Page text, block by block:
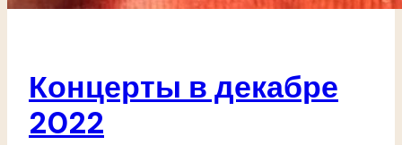
Концерты в декабре
2022